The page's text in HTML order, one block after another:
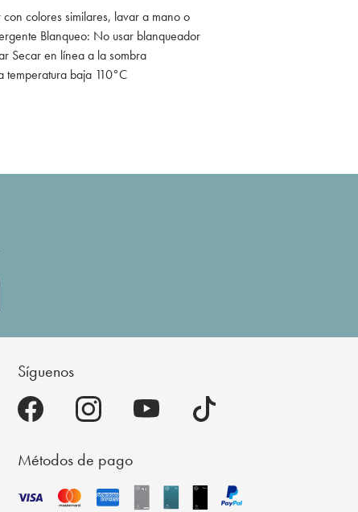
colores similares, lavar a mano o
Blanqueo: No usar blanqueador
Secar en línea a la sombra
temperatura baja 110°C
Síguenos
Métodos de pago